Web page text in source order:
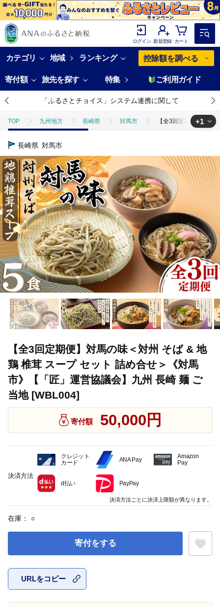
ログイン 新規登録 カート
カテゴリ 地域 ランキング 控除額を調べる
寄付額 旅先を探す 特集 ご利用ガイド
「ふるさとチョイス」システム連携に関して
TOP 九州地方 長崎県 対馬市 【全3回定期便】対馬
TOP
+1
長崎県 対馬市
【全3回定期便】対馬の味＜対州 そば & 地
鶏 椎茸 スープ セット 詰め合せ＞《対馬
市》【「匠」運営協議会】九州 長崎 麺 ご
当地 [WBL004]
寄付額 50,000円
在庫： ○
寄付をする
URLをコピー
決済方法
クレジット
カード
ANA Pay
Amazon
Pay
d払い PayPay
決済方法ごとに決済上限額が異なります。